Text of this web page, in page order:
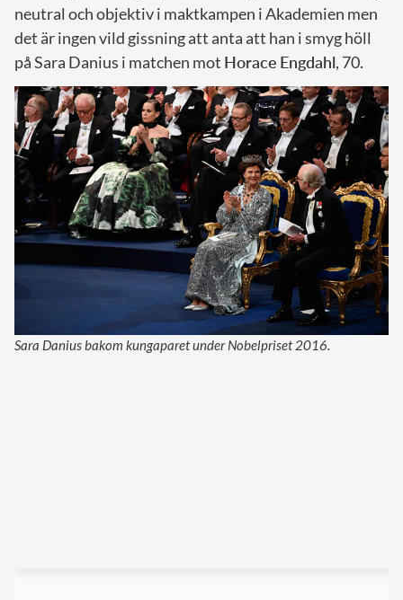
neutral och objektiv i maktkampen i Akademien men
det är ingen vild gissning att anta att han i smyg höll
på Sara Danius i matchen mot Horace Engdahl, 70.
Sara Danius bakom kungaparet under Nobelpriset 2016.